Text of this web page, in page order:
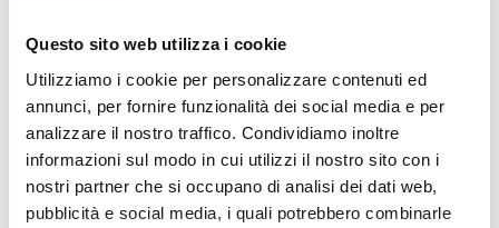
Questo sito web utilizza i cookie
Utilizziamo i cookie per personalizzare contenuti ed
annunci, per fornire funzionalità dei social media e per
analizzare il nostro traffico. Condividiamo inoltre
informazioni sul modo in cui utilizzi il nostro sito con i
nostri partner che si occupano di analisi dei dati web,
pubblicità e social media, i quali potrebbero combinarle
Scheda raccolta dati
TEMI PIÙ VISTI